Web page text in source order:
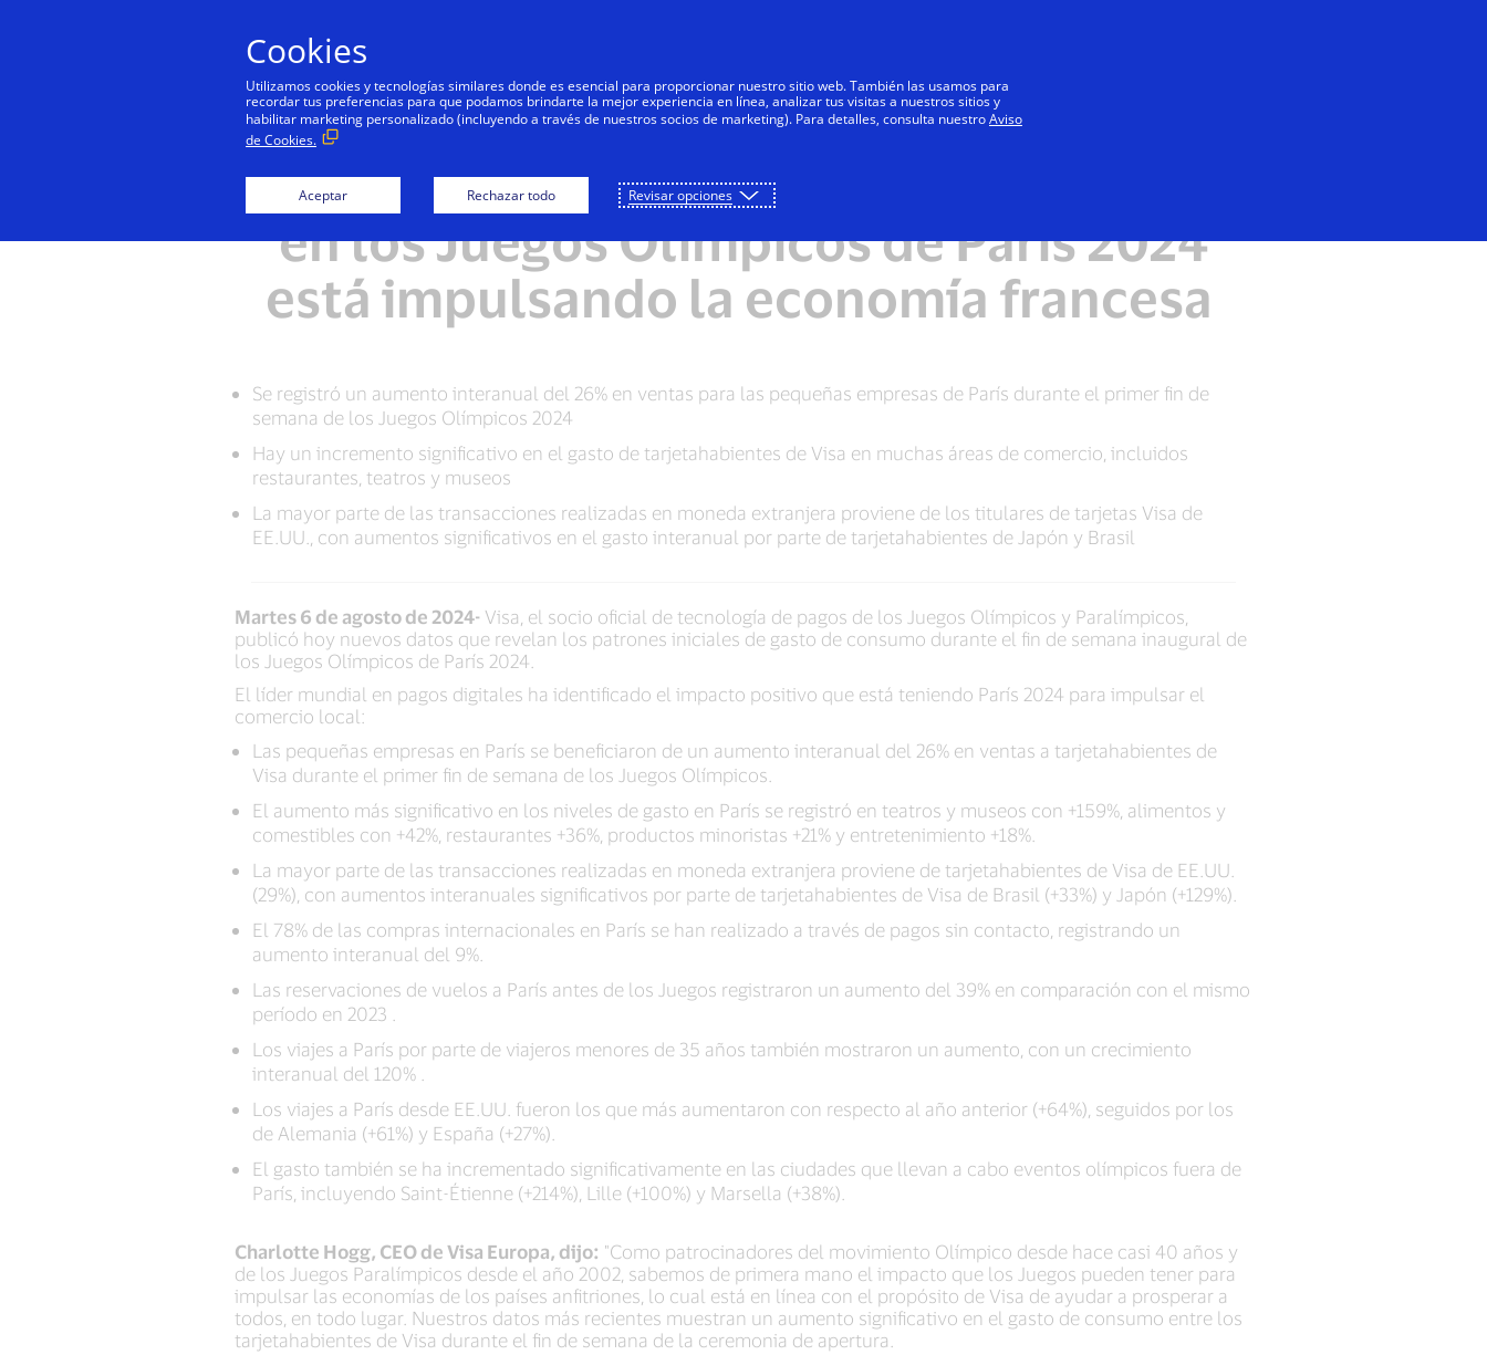
Personas Negocios Innovadores Todos
Datos de Visa muestran cómo el gasto
en los Juegos Olímpicos de París 2024
está impulsando la economía francesa
Se registró un aumento interanual del 26% en ventas para las pequeñas empresas de París durante el primer fin de
semana de los Juegos Olímpicos 2024
Hay un incremento significativo en el gasto de tarjetahabientes de Visa en muchas áreas de comercio, incluidos
restaurantes, teatros y museos
La mayor parte de las transacciones realizadas en moneda extranjera proviene de los titulares de tarjetas Visa de
EE.UU., con aumentos significativos en el gasto interanual por parte de tarjetahabientes de Japón y Brasil
Martes 6 de agosto de 2024- Visa, el socio oficial de tecnología de pagos de los Juegos Olímpicos y Paralímpicos,
publicó hoy nuevos datos que revelan los patrones iniciales de gasto de consumo durante el fin de semana inaugural de
los Juegos Olímpicos de París 2024.
El líder mundial en pagos digitales ha identificado el impacto positivo que está teniendo París 2024 para impulsar el
comercio local:
Las pequeñas empresas en París se beneficiaron de un aumento interanual del 26% en ventas a tarjetahabientes de
Visa durante el primer fin de semana de los Juegos Olímpicos.
El aumento más significativo en los niveles de gasto en París se registró en teatros y museos con +159%, alimentos y
comestibles con +42%, restaurantes +36%, productos minoristas +21% y entretenimiento +18%.
La mayor parte de las transacciones realizadas en moneda extranjera proviene de tarjetahabientes de Visa de EE.UU.
(29%), con aumentos interanuales significativos por parte de tarjetahabientes de Visa de Brasil (+33%) y Japón (+129%).
El 78% de las compras internacionales en París se han realizado a través de pagos sin contacto, registrando un
aumento interanual del 9%.
Las reservaciones de vuelos a París antes de los Juegos registraron un aumento del 39% en comparación con el mismo
período en 2023 .
Los viajes a París por parte de viajeros menores de 35 años también mostraron un aumento, con un crecimiento
interanual del 120% .
Los viajes a París desde EE.UU. fueron los que más aumentaron con respecto al año anterior (+64%), seguidos por los
de Alemania (+61%) y España (+27%).
El gasto también se ha incrementado significativamente en las ciudades que llevan a cabo eventos olímpicos fuera de
París, incluyendo Saint-Étienne (+214%), Lille (+100%) y Marsella (+38%).
Charlotte Hogg, CEO de Visa Europa, dijo: "Como patrocinadores del movimiento Olímpico desde hace casi 40 años y
de los Juegos Paralímpicos desde el año 2002, sabemos de primera mano el impacto que los Juegos pueden tener para
impulsar las economías de los países anfitriones, lo cual está en línea con el propósito de Visa de ayudar a prosperar a
todos, en todo lugar. Nuestros datos más recientes muestran un aumento significativo en el gasto de consumo entre los
tarjetahabientes de Visa durante el fin de semana de la ceremonia de apertura.
Cookies
Utilizamos cookies y tecnologías similares donde es esencial para proporcionar nuestro sitio web. También las usamos para
recordar tus preferencias para que podamos brindarte la mejor experiencia en línea, analizar tus visitas a nuestros sitios y
habilitar marketing personalizado (incluyendo a través de nuestros socios de marketing). Para detalles, consulta nuestroAviso
de Cookies.
Aceptar Rechazar todo Revisar opciones